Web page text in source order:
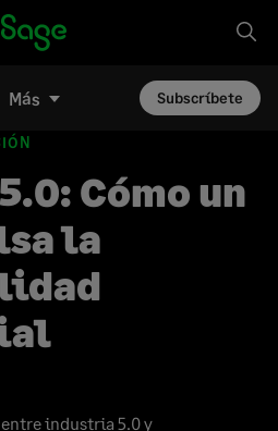
Más Subscríbete
Cómo un
la
industria 5.0 y